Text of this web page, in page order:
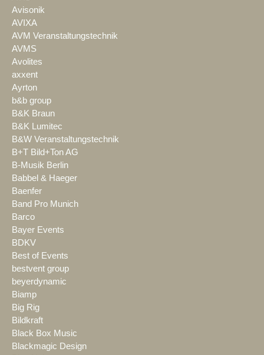
Avisonik
AVIXA
AVM Veranstaltungstechnik
AVMS
Avolites
axxent
Ayrton
b&b group
B&K Braun
B&K Lumitec
B&W Veranstaltungstechnik
B+T Bild+Ton AG
B-Musik Berlin
Babbel & Haeger
Baenfer
Band Pro Munich
Barco
Bayer Events
BDKV
Best of Events
bestvent group
beyerdynamic
Biamp
Big Rig
Bildkraft
Black Box Music
Blackmagic Design